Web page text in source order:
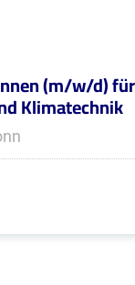
(m/w/d) für
Klimatechnik